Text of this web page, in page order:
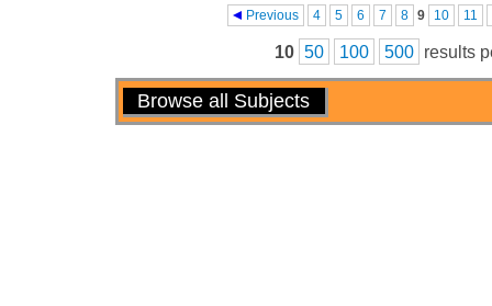
Previous 4 5 6 7 8 9 10 11
10 50 100 500 results
Actions
Browse all Subjects